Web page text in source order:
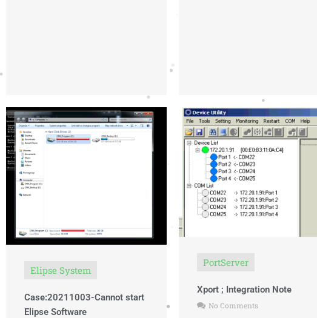
Elipse System
Case:20211003-Cannot start
Elipse Software
PortServer
Xport ; Integration Note
No Comments